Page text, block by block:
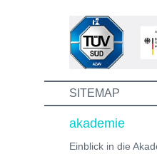
Weiterbildungen
Informations- und
schreibe uns
SITEMAP
akademie
Einblick in die